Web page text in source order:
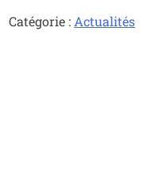
Catégorie : Actualités